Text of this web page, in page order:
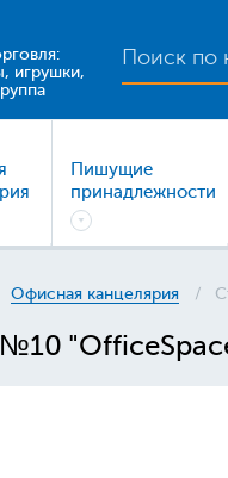
игрушки,
Пишущие
принадлежности
Офисная канцелярия